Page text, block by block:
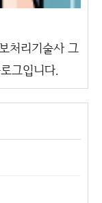
처리기술사 그
그입니다.